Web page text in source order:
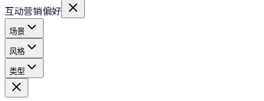
互动营销偏好
场景
风格
类型